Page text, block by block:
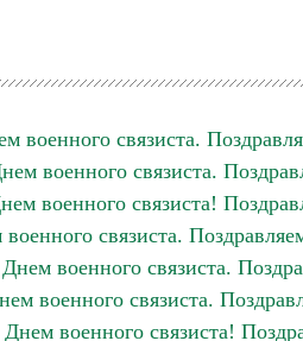
военного связиста.
военного связиста.
военного связиста!
связиста.
военного связиста.
военного связиста.
военного связиста!